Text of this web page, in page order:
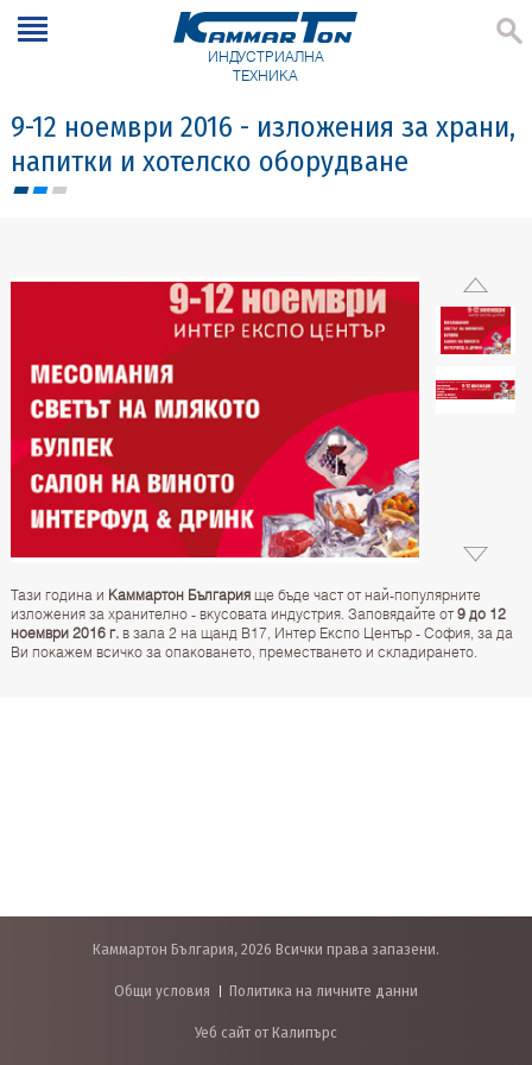
ИНДУСТРИАЛНА
ТЕХНИКА
9-12 ноември 2016 - изложения за храни,
напитки и хотелско оборудване
Тази година и Каммартон Българияще бъде част от най-популярните
изложения за хранително - вкусовата индустрия. Заповядайте от 9 до 12
ноември 2016 г.в зала 2 на щанд В17, Интер Експо Център - София, за да
Ви покажем всичко за опаковането, преместването и складирането.
Каммартон България, 2026 Всички права запазени.
Общи условия Политика на личните данни
Уеб сайт от Калипърс